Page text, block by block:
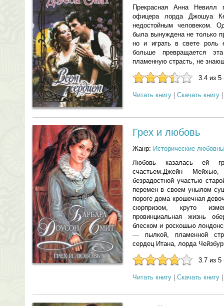
Прекрасная Анна Невилл
офицера лорда Джошуа
недостойным человеком.
была вынуждена не только
но и играть в свете
больше превращается
пламенную страсть, не
3.4 из 5
Читать книгу Скачать книгу
Грех и любовь
Жанр: Исторические
Любовь казалась ей
счастьем.Джейн
безрадостной участью
перемен в своем унылом
пороге дома крошечная
сюрпризом, круто
провинциальная жизнь
блеском и роскошью
— пылкой, пламенной
сердец Итана, лорда
3.7 из 5
Читать книгу Скачать книгу